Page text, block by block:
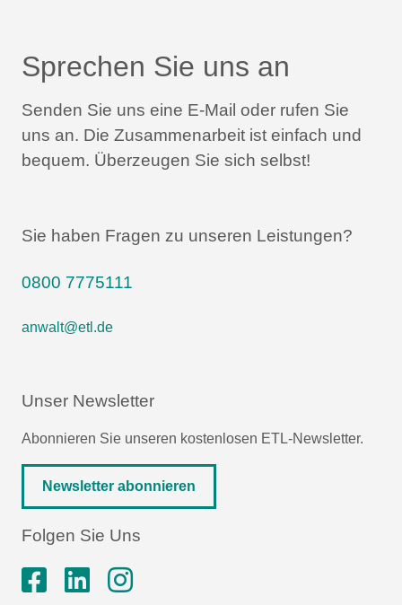
Sprechen Sie uns an
Senden Sie uns eine E-Mail oder rufen Sie
uns an. Die Zusammenarbeit ist einfach und
bequem. Überzeugen Sie sich selbst!
Sie haben Fragen zu unseren Leistungen?
0800 7775111
anwalt@etl.de
Unser Newsletter
Abonnieren Sie unseren kostenlosen ETL-Newsletter.
Newsletter abonnieren
Folgen Sie Uns